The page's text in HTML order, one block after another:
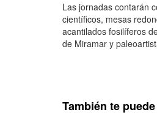
Las jornadas contarán
científicos, mesas
acantilados fosilíferos
de Miramar y
También te